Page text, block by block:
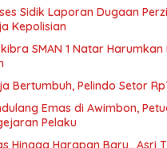
Sidik Laporan Dugaan
Kepolisian
SMAN 1 Natar
Bertumbuh, Pelindo Setor
Emas di Awimbon,
Pelaku
Hingga Harapan Baru,, Asri